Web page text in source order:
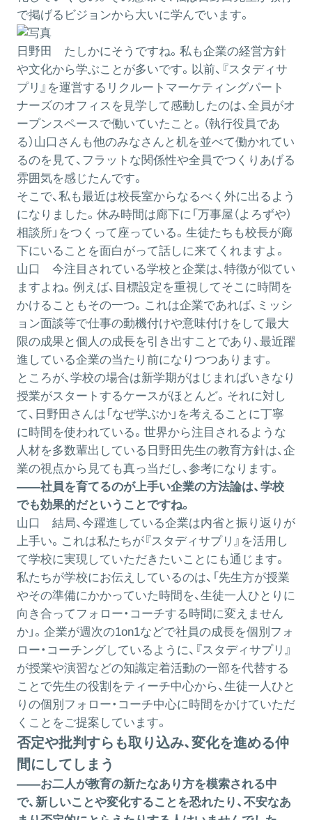
で掲げるビジョンから大いに学んでいます。
日野田 たしかにそうですね。私も企業の経営方針
や文化から学ぶことが多いです。以前、『スタディサ
プリ』を運営するリクルートマーケティングパート
ナーズのオフィスを見学して感動したのは、全員がオ
ープンスペースで働いていたこと。（執行役員であ
る）山口さんも他のみなさんと机を並べて働かれてい
るのを見て、フラットな関係性や全員でつくりあげる
雰囲気を感じたんです。
そこで、私も最近は校長室からなるべく外に出るよう
になりました。休み時間は廊下に「万事屋（よろずや）
相談所」をつくって座っている。生徒たちも校長が廊
下にいることを面白がって話しに来てくれますよ。
山口 今注目されている学校と企業は、特徴が似てい
ますよね。例えば、目標設定を重視してそこに時間を
かけることもその一つ。これは企業であれば、ミッシ
ョン面談等で仕事の動機付けや意味付けをして最大
限の成果と個人の成長を引き出すことであり、最近躍
進している企業の当たり前になりつつあります。
ところが、学校の場合は新学期がはじまればいきなり
授業がスタートするケースがほとんど。それに対し
て、日野田さんは「なぜ学ぶか」を考えることに丁寧
に時間を使われている。世界から注目されるような
人材を多数輩出している日野田先生の教育方針は、企
業の視点から見ても真っ当だし、参考になります。
――社員を育てるのが上手い企業の方法論は、学校
でも効果的だということですね。
山口 結局、今躍進している企業は内省と振り返りが
上手い。これは私たちが『スタディサプリ』を活用し
て学校に実現していただきたいことにも通じます。
私たちが学校にお伝えしているのは、「先生方が授業
やその準備にかかっていた時間を、生徒一人ひとりに
向き合ってフォロー・コーチする時間に変えません
か」。企業が週次の1on1などで社員の成長を個別フォ
ロー・コーチングしているように、『スタディサプリ』
が授業や演習などの知識定着活動の一部を代替する
ことで先生の役割をティーチ中心から、生徒一人ひと
りの個別フォロー・コーチ中心に時間をかけていただ
くことをご提案しています。
否定や批判すらも取り込み、変化を進める仲
間にしてしまう
――お二人が教育の新たなあり方を模索される中
で、新しいことや変化することを恐れたり、不安なあ